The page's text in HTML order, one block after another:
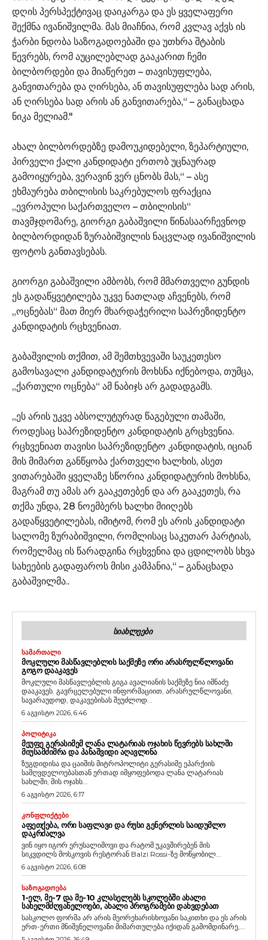
დღის პერსპექტივაც დაიკარგა და ეს ყველაფერი
შექმნა ივანიშვილმა. მას მიაჩნია, რომ კვლავ აქვს ის
ჭარბი ნდობა საზოგადოებაში და უთხრა შტაბის
წევრებს, რომ აუცილებლად გააკარით ჩემი
ბილბორდები და მიაწერეთ – თავისუფლება,
განვითარება და ღირსება, ან თავისუფლება სად არის,
ან ღირსება სად არის ან განვითარება,“ – განაცხადა
ნიკა მელიამ."
ახალ ბილბორდებზე დამოუკიდებელი, ზეპარტიული,
პირველი ქალი კანდიდატი ერთობ უცნაურად
გამოიყურება, ვერავინ ვერ ცნობს მას,“ – ასე
ეხმაურება თბილისის საკრებულოს ფრაქცია
„ევროპული საქართველო – თბილისის“
თავმჯდომარე, გიორგი გაბაშვილი წინასაარჩევნოდ
ბილბორდიდან ზურაბიშვილის ნაცვლად ივანიშვილის
ფოტოს განთავსებას.
გიორგი გაბაშვილი ამბობს, რომ მმართველი გუნდის
ეს გადაწყვეტილება უკვე ნათლად აჩვენებს, რომ
„ოცნებას“ მათ მიერ მხარდაჭერილი საპრეზიდენტო
კანდიდატის რცხვენიათ.
გაბაშვილის თქმით, ამ შემთხვევაში საუკეთესო
გამოსავალი კანდიდატურის მოხსნა იქნებოდა, თუმცა,
„ქართული ოცნება“ ამ ნაბიჯს არ გადადგამს.
„ეს არის უკვე აბსოლუტურად წაგებული თამაში,
როდესაც საპრეზიდენტო კანდიდატის გრცხვენია.
რცხვენიათ თავისი საპრეზიდენტო კანდიდატის, იციან
მის მიმართ განწყობა ქართველი ხალხის, ასეთ
ვითარებაში ყველაზე სწორია კანდიდატურის მოხსნა,
მაგრამ თუ ამას არ გააკეთებენ და არ გააკეთეს, რა
თქმა უნდა, 28 ნოემბერს ხალხი მიიღებს
გადაწყვეტილებას, იმიტომ, რომ ეს არის კანდიდატი
სალომე ზურაბიშვილი, რომლისაც საკუთარ პარტიას,
რომელმაც ის წარადგინა რცხვენია და ცდილობს სხვა
სახეების გადაფაროს მისი კამპანია,“ – განაცხადა
გაბაშვილმა..
ᲡᲘᲐᲮᲚᲔᲔᲑᲘ
ᲡᲐᲛᲐᲠᲗᲐᲚᲘ
ᲛᲝᲙᲚᲣᲚᲘ ᲛᲐᲡᲬᲐᲕᲚᲔᲑᲚᲘᲡ ᲡᲐᲥᲛᲔᲖᲔ ᲝᲠᲘ ᲐᲠᲐᲡᲠᲣᲚᲬᲚᲝᲕᲐᲜᲘ
ᲒᲝᲒᲝ ᲓᲐᲐᲙᲐᲕᲔᲡ
მოკლული მასწავლებლის გიგა ავალიანის საქმეზე ნია იმნაძე
დააკავეს. გავრცელებული ინფორმაციით, არასრულწლოვანი,
სავარაუდოდ, დაკავებისას შეუძლოდ...
6 აგვისტო 2026, 6:46
ᲞᲝᲚᲘᲢᲘᲙᲐ
ᲛᲔᲣᲤᲔ ᲒᲔᲠᲐᲡᲘᲛᲔᲛ ᲚᲐᲜᲐ ᲚᲐᲢᲐᲠᲘᲐᲡ ᲝᲯᲐᲮᲘᲡ ᲬᲔᲕᲠᲔᲑᲡ ᲡᲐᲮᲚᲨᲘ
ᲛᲘᲣᲡᲐᲛᲫᲘᲛᲠᲐ ᲓᲐ ᲞᲐᲜᲐᲨᲕᲘᲓᲘ ᲐᲦᲐᲕᲚᲘᲜᲐ
ზუგდიდისა და ცაიშის მიტროპოლიტი გერასიმე ეპარქიის
სამღვდელოებასთან ერთად იმყოფებოდა ლანა ლატარიას
სახლში, მის ოჯახს...
6 აგვისტო 2026, 6:17
ᲙᲝᲜᲤᲚᲘᲥᲢᲔᲑᲘ
ᲐᲤᲔᲗᲥᲔᲑᲐ, ᲝᲠᲘ ᲡᲐᲤᲚᲐᲕᲘ ᲓᲐ ᲠᲣᲡᲘ ᲒᲔᲜᲔᲠᲚᲘᲡ ᲡᲐᲘᲓᲣᲛᲚᲝ
ᲓᲐᲙᲠᲫᲐᲚᲕᲐ
ვინ იყო იგორ ერუსალიმოვი და რატომ უკავშირებენ მის
სიკვდილს მოსკოვის რესტორან Balzi Rossi-ზე მოწყობილ...
6 აგვისტო 2026, 6:08
ᲡᲐᲖᲝᲒᲐᲓᲝᲔᲑᲐ
1-ᲔᲚ, ᲛᲔ-7 ᲓᲐ ᲛᲔ-10 ᲙᲚᲐᲡᲔᲚᲔᲑᲡ ᲡᲙᲝᲚᲔᲑᲨᲘ ᲐᲮᲐᲚᲘ
ᲡᲐᲮᲔᲚᲛᲫᲦᲕᲐᲜᲔᲚᲝᲔᲑᲘ, ᲐᲮᲐᲚᲘ ᲞᲠᲝᲒᲠᲐᲛᲔᲑᲘ ᲓᲐᲮᲕᲓᲔᲑᲐᲗ
სასკოლო ფორმა არ არის მეორეხარისხოვანი საკითხი და ეს არის
ერთ-ერთი მნიშვნელოვანი მიმართულება იქიდან გამომდინარე,...